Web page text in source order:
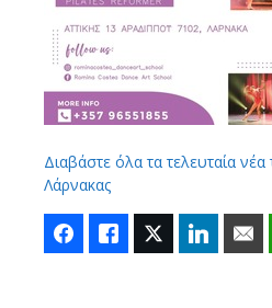
Διαβάστε όλα τα τελευταία νέα
Λάρνακας
FacebookLike Twitter LinkedIn